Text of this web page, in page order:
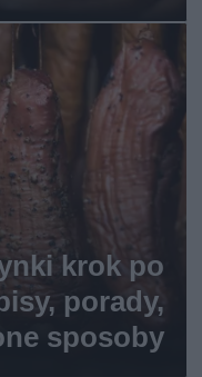
krok po
porady,
sposoby